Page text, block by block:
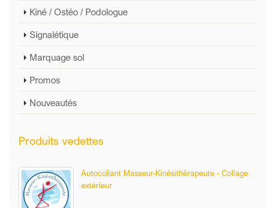
Kiné / Ostéo / Podologue
Signalétique
Marquage sol
Promos
Nouveautés
Produits vedettes
Autocollant Masseur-Kinésithérapeute - Collage
extérieur